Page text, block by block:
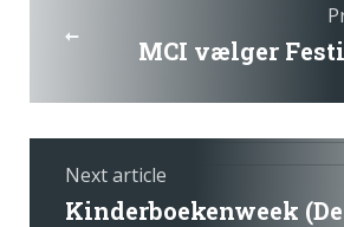
MCI vælger
Next article
Kinderboekenweek